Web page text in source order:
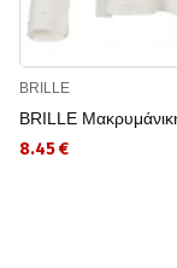
BRILLE
BRILLE
8.45 €